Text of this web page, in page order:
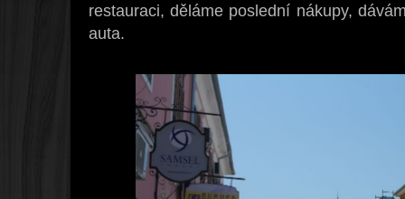
restauraci, děláme poslední nákupy,
auta.